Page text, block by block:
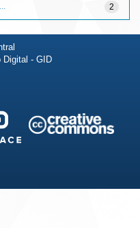
2
Digital - GID